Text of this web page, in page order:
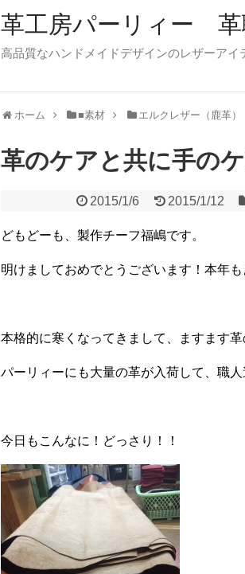
革工房パーリィー 革
高品質なハンドメイドデザインのレザーア
ホーム ■素材 エルクレザー（鹿革）
革のケアと共に手のケ
2015/1/6 2015/1/12
どもどーも、製作チーフ福嶋です。
明けましておめでとうございます！本年も
本格的に寒くなってきまして、ますます革
パーリィーにも大量の革が入荷して、職
今日もこんなに！どっさり！！